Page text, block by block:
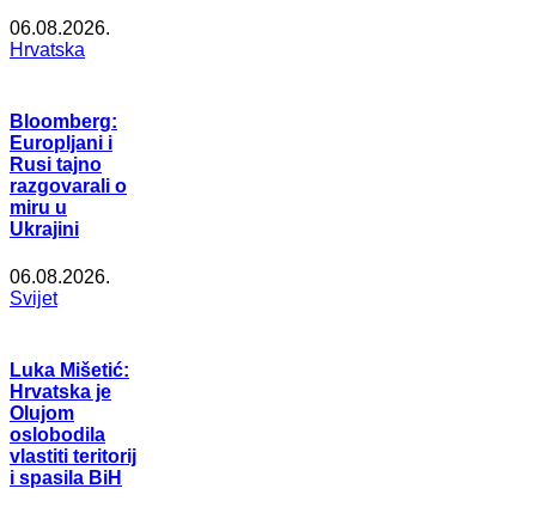
06.08.2026.
Hrvatska
Bloomberg:
Europljani i
Rusi tajno
razgovarali o
miru u
Ukrajini
06.08.2026.
Svijet
Luka Mišetić:
Hrvatska je
Olujom
oslobodila
vlastiti teritorij
i spasila BiH